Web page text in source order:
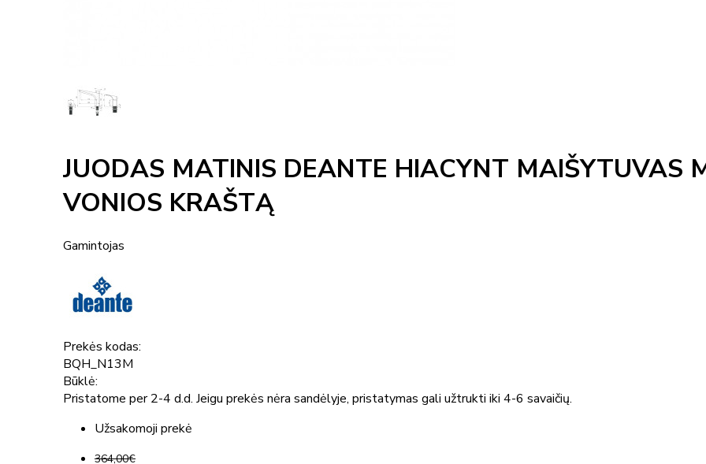
JUODAS MATINIS DEANTE HIACYNT MAIŠYTUVAS
VONIOS KRAŠTĄ
Gamintojas
Prekės kodas:
BQH_N13M
Būklė:
Pristatome per 2-4 d.d. Jeigu prekės nėra sandėlyje, pristatymas gali užtrukti iki 4-6 savaičių.
Užsakomoji prekė
364,00€